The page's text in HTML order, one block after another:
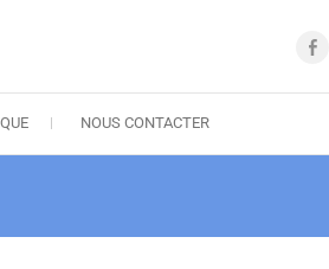
NOUS CONTACTER